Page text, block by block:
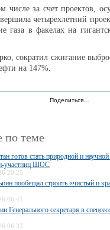
числе за счет проектов,
четырехлетний
газа в факелах на
сократил сжигание
на 147%.
Поделиться…
по теме
готов стать природной и
участниц ШОС
20:25
пообещал строить «чистый и
06:41
Генерального секретаря в
06:32